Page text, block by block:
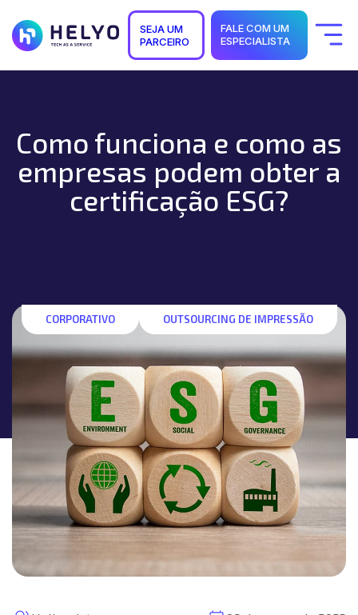
SEJA UM
PARCEIRO
FALE COM UM
ESPECIALISTA
Quem Somos
Carreiras
Blog
Como funciona e como as
empresas podem obter a
certificação ESG?
CORPORATIVO OUTSOURCING DE IMPRESSÃO